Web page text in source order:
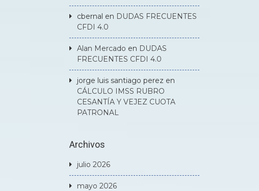
cbernal en DUDAS FRECUENTES
CFDI 4.0
Alan Mercado en DUDAS
FRECUENTES CFDI 4.0
jorge luis santiago perez en
CÁLCULO IMSS RUBRO
CESANTÍA Y VEJEZ CUOTA
PATRONAL
Archivos
julio 2026
mayo 2026